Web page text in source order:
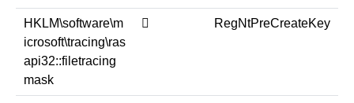
HKLM\software\m
icrosoft\tracing\ras
api32::filetracing
mask
￿ RegNtPreCreateKey